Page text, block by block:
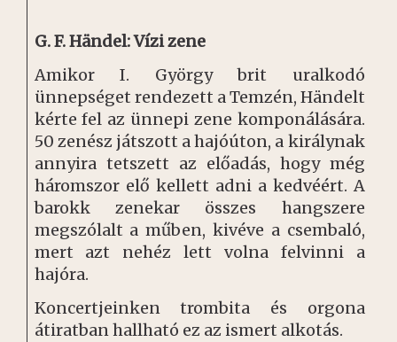
G. F. Händel: Vízi zene
Amikor I. György brit uralkodó
ünnepséget rendezett a Temzén, Händelt
kérte fel az ünnepi zene komponálására.
50 zenész játszott a hajóúton, a királynak
annyira tetszett az előadás, hogy még
háromszor elő kellett adni a kedvéért. A
barokk zenekar összes hangszere
megszólalt a műben, kivéve a csembaló,
mert azt nehéz lett volna felvinni a
hajóra.
Koncertjeinken trombita és orgona
átiratban hallható ez az ismert alkotás.